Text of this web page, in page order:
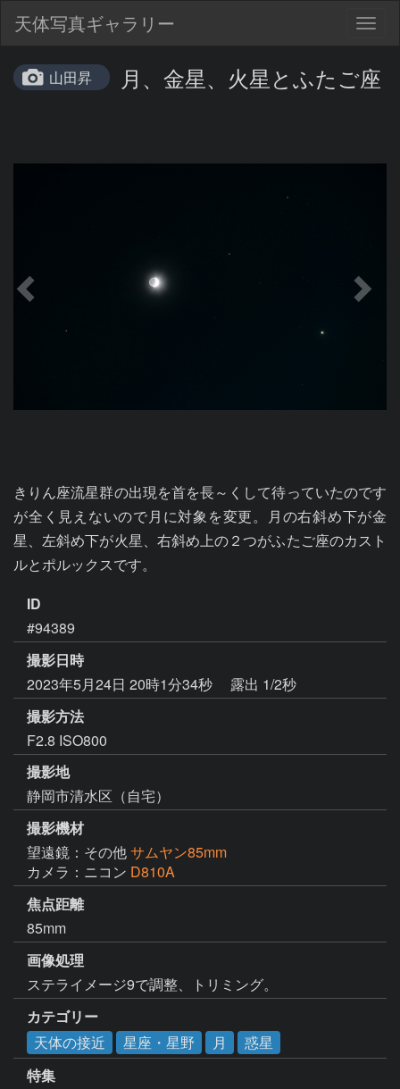
天体写真ギャラリー
山田昇 月、金星、火星とふたご座
きりん座流星群の出現を首を長～くして待っていたのです
が全く見えないので月に対象を変更。月の右斜め下が金
星、左斜め下が火星、右斜め上の２つがふたご座のカスト
ルとポルックスです。
ID
#94389
撮影日時
2023年5月24日 20時1分34秒
露出 1/2秒
撮影方法
F2.8 ISO800
撮影地
静岡市清水区（自宅）
撮影機材
望遠鏡：その他サムヤン85mm
カメラ：ニコン D810A
焦点距離
85mm
画像処理
ステライメージ9で調整、トリミング。
カテゴリー
天体の接近
星座・星野 月
惑星
特集